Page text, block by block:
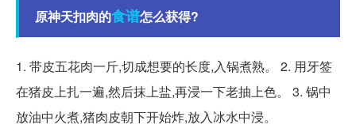
原神天扣肉的食谱怎么获得?
1. 带皮五花肉一斤,切成想要的长度,入锅煮熟。 2. 用牙签
在猪皮上扎一遍,然后抹上盐,再浸一下老抽上色。 3. 锅中
放油中火煮,猪肉皮朝下开始炸,放入冰水中浸。